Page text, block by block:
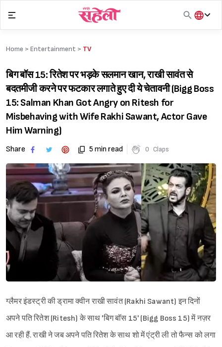
content
हिंदी
Home > Entertainment > TV
बिग बॉस 15: रितेश पर भड़के सलमान खान, राखी सावंत से
बदतमीजी करने पर फटकार लगाते हुए दी ये चेतावनी (Bigg Boss
15: Salman Khan Got Angry on Ritesh for
Misbehaving with Wife Rakhi Sawant, Actor Gave
Him Warning)
Share 5 min read 0 Claps
ग्लैमर इंडस्ट्री की ड्रामा क्वीन राखी सावंत (Rakhi Sawant) इन दिनों
अपने पति रितेश (Ritesh) के साथ 'बिग बॉस 15' (Bigg Boss 15) में नज़र
आ रही हैं. राखी ने जब अपने पति रितेश के साथ शो में एंट्री ली तो फैन्स को लगा